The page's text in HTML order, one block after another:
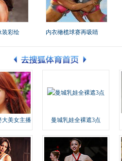
装彩绘 内衣橄榄球赛再吸睛
大美女主播 曼城乳娃全裸遮3点